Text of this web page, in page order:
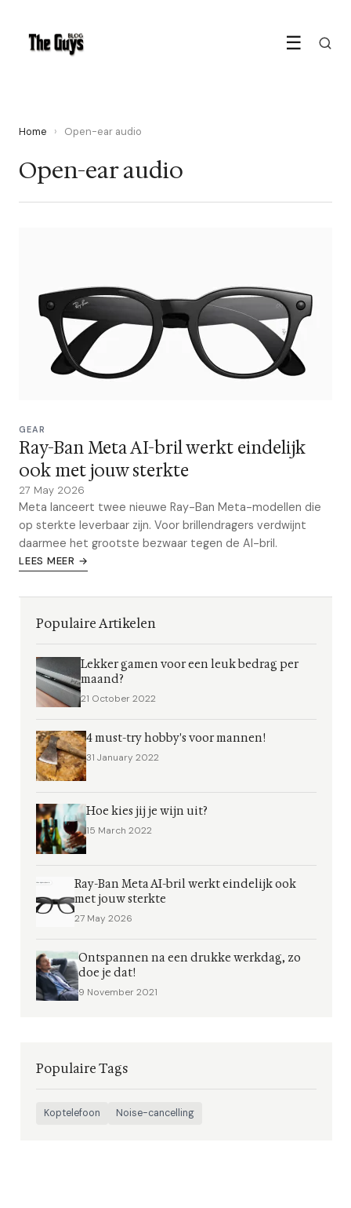
☰
Home › Open-ear audio
Open-ear audio
GEAR
Ray-Ban Meta AI-bril werkt eindelijk
ook met jouw sterkte
27 May 2026
Meta lanceert twee nieuwe Ray-Ban Meta-modellen die
op sterkte leverbaar zijn. Voor brillendragers verdwijnt
daarmee het grootste bezwaar tegen de AI-bril.
LEES MEER →
Populaire Artikelen
Lekker gamen voor een leuk bedrag per
maand?
21 October 2022
4 must-try hobby's voor mannen!
31 January 2022
Hoe kies jij je wijn uit?
15 March 2022
Ray-Ban Meta AI-bril werkt eindelijk ook
met jouw sterkte
27 May 2026
Ontspannen na een drukke werkdag, zo
doe je dat!
9 November 2021
Populaire Tags
Koptelefoon Noise-cancelling